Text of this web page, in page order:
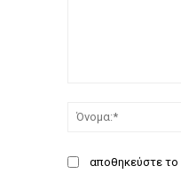
αποθηκεύστε το